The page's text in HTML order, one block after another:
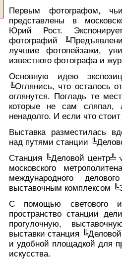
Первым фотографом,
представлены в
Юрий Рост.
фотографий
лучшие фотопейзажи,
известного фотографа и
Основную идею
╚Оглянись, что осталось
оглянутся. Погладь те
которые не сам сляпал,
ненадолго. И если что
Выставка разместилась
над путями станции
Станция ╚Деловой центр╩
московского
международного
выставочным комплексом
С помощью светового и
пространство станции
прогулочную,
выставки станция
и удобной площадкой для
искусства.